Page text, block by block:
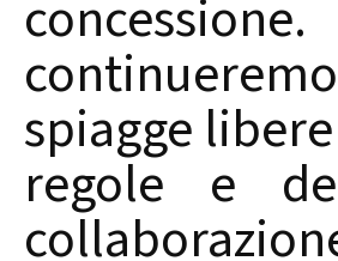
spiagge
regole e